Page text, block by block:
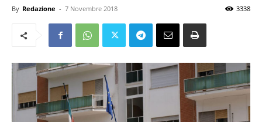
By Redazione - 7 Novembre 2018 3338